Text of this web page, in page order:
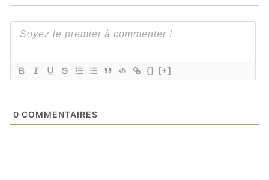
{} [+]
0 COMMENTAIRES